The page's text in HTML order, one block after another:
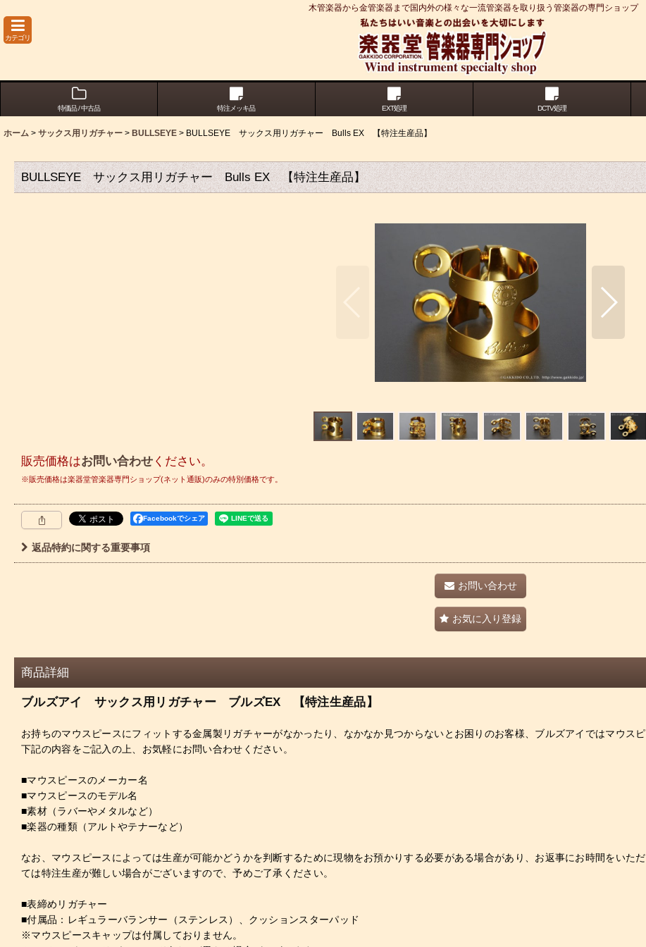
木管楽器から金管楽器まで国内外の様々な一流管楽器を取り扱う管楽器の専門ショップ
カテゴリ
特価品 / 中古品 特注メッキ品 EXT処理 DCTV処理
ホーム > サックス用リガチャー > BULLSEYE > BULLSEYE サックス用リガチャー Bulls EX 【特注生産品】
BULLSEYE サックス用リガチャー Bulls EX 【特注生産品】
販売価格はお問い合わせ ください。
Facebookでシェア
返品特約に関する重要事項
お問い合わせ
お気に入り登録
商品詳細
ブルズアイ サックス用リガチャー ブルズEX 【特注生産品】
お持ちのマウスピースにフィットする金属製リガチャーがなかったり、なかなか見つからないとお困りのお客様、ブルズアイではマウス
下記の内容をご記入の上、お気軽にお問い合わせください。
■マウスピースのメーカー名
■マウスピースのモデル名
■素材（ラバーやメタルなど）
■楽器の種類（アルトやテナーなど）
なお、マウスピースによっては生産が可能かどうかを判断するために現物をお預かりする必要がある場合があり、お返事にお時間をいた
ては特注生産が難しい場合がございますので、予めご了承ください。
■表締めリガチャー
■付属品：レギュラーバランサー（ステンレス）、クッションスターパッド
※マウスピースキャップは付属しておりません。